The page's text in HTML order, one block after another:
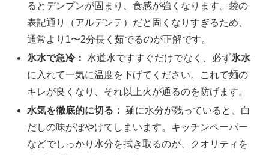
るとデンプンが固まり、食感が強くなります。袋の
表記通り（アルデンテ）だと固くなりすぎるため、
通常より1〜2分長く茹でるのが正解です。
氷水で急冷：
水道水ですすぐだけでなく、必ず氷水
に入れて一気に温度を下げてください。これで麺の
キレが良くなり、それ以上火が通るのを防げます。
水気を徹底的に切る：
麺に水分が残っていると、白
だしの味がぼやけてしまいます。キッチンペーパー
などでしっかり水分を拭き取るのが、クオリティを